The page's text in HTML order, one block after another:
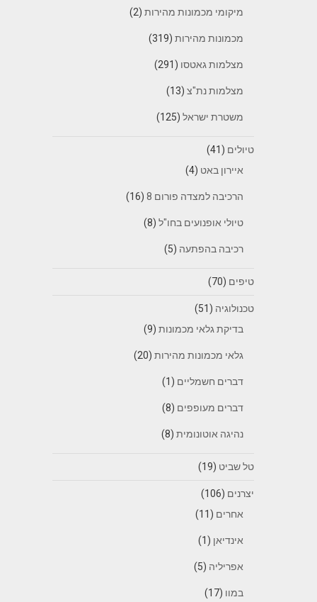
מיקומי מכמונות מהירות(2)
מכמונות מהירות(319)
מצלמות גאטסו (291)
מצלמות נת"צ(13)
משטרת ישראל(125)
טיולים (41)
איירון באט (4)
הרכיבה למצדה פורום 8 (16)
טיולי אופנועים בחו"ל(8)
רכיבה בהפתעה (5)
טיפים (70)
טכנולוגיה (51)
בדיקת גלאי מכמונות(9)
גלאי מכמונות מהירות(20)
דברים חשמליים (1)
דברים מעופפים (8)
נהיגה אוטונומית(8)
טל שביט (19)
יצרנים (106)
אחרים (11)
אינדיאן (1)
אפריליה (5)
במוו (17)